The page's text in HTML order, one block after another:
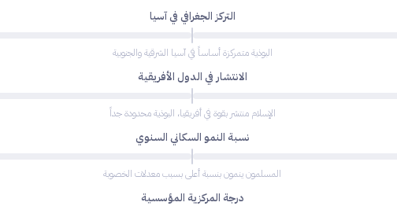
التركز الجغرافي في آسيا
البوذية متمركزة أساساً في آسيا الشرقية والجنوبية
الانتشار في الدول الأفريقية
الإسلام منتشر بقوة في أفريقيا، البوذية محدودة جداً
نسبة النمو السكاني السنوي
المسلمون ينمون بنسبة أعلى بسبب معدلات الخصوبة
درجة المركزية المؤسسية